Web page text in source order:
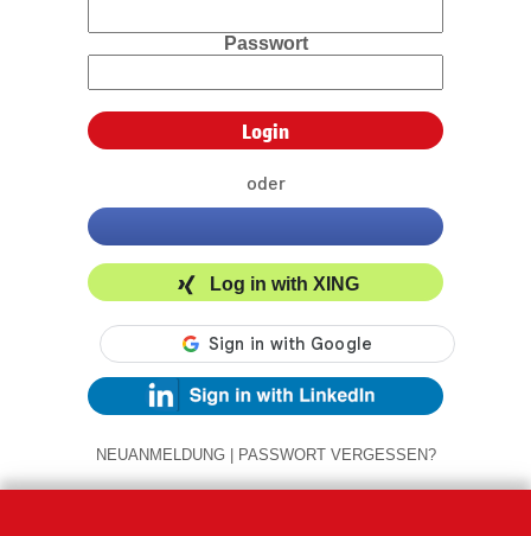
Passwort
oder
Log in with XING
NEUANMELDUNG | PASSWORT VERGESSEN?